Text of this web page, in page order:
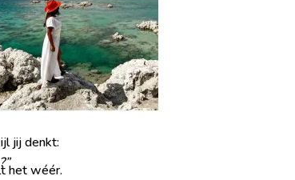
jij denkt:
het wéér.